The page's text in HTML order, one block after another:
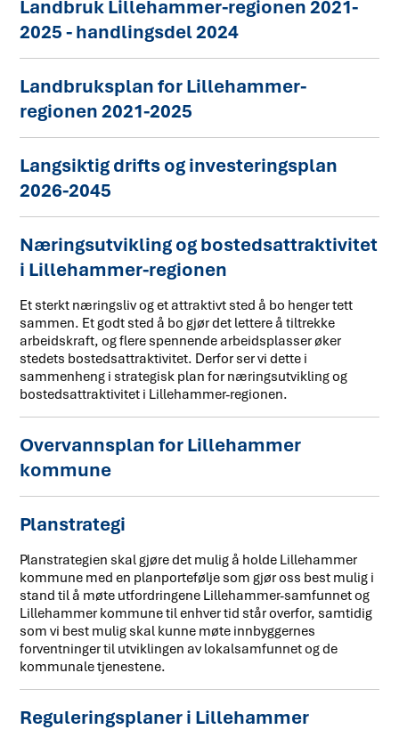
Landbruk Lillehammer-regionen 2021-
2025 - handlingsdel 2024
Landbruksplan for Lillehammer-
regionen 2021-2025
Langsiktig drifts og investeringsplan
2026-2045
Næringsutvikling og bostedsattraktivitet
i Lillehammer-regionen
Et sterkt næringsliv og et attraktivt sted å bo henger tett
sammen. Et godt sted å bo gjør det lettere å tiltrekke
arbeidskraft, og flere spennende arbeidsplasser øker
stedets bostedsattraktivitet. Derfor ser vi dette i
sammenheng i strategisk plan for næringsutvikling og
bostedsattraktivitet i Lillehammer-regionen.
Overvannsplan for Lillehammer
kommune
Planstrategi
Planstrategien skal gjøre det mulig å holde Lillehammer
kommune med en planportefølje som gjør oss best mulig i
stand til å møte utfordringene Lillehammer-samfunnet og
Lillehammer kommune til enhver tid står overfor, samtidig
som vi best mulig skal kunne møte innbyggernes
forventninger til utviklingen av lokalsamfunnet og de
kommunale tjenestene.
Reguleringsplaner i Lillehammer